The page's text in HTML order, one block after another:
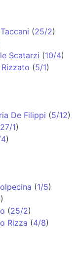
(25/2)
Scatarzi (10/4)
(5/1)
De Filippi (5/12)
27/1)
)
(1/5)
)
(25/2)
Rizza (4/8)